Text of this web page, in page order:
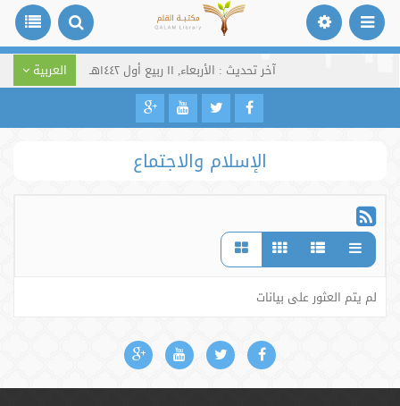
آخر تحديث : الأربعاء, ١١ ربيع أول ١٤٤٢هـ العربية
الإسلام والاجتماع
لم يتم العثور على بيانات